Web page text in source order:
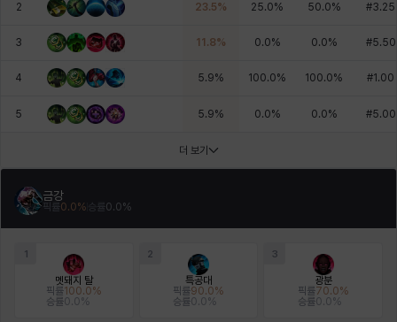
2 23.5% 25.0% 50.0% #3.25
3 11.8% 0.0% 0.0% #5.50
4 5.9% 100.0% 100.0% #1.00
5 5.9% 0.0% 0.0% #5.00
더 보기
금강
픽률 0.0% 승률 0.0%
1
멧돼지 탈
픽률
승률
100.0%
0.0%
2
특공대
픽률
승률
90.0%
0.0%
3
광분
픽률
승률
70.0%
0.0%